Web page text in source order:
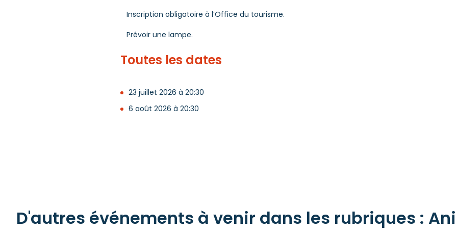
Inscription obligatoire à l’Office du tourisme.
Prévoir une lampe.
Toutes les dates
23 juillet 2026 à 20:30
6 août 2026 à 20:30
D'autres événements à venir dans les rubriques :